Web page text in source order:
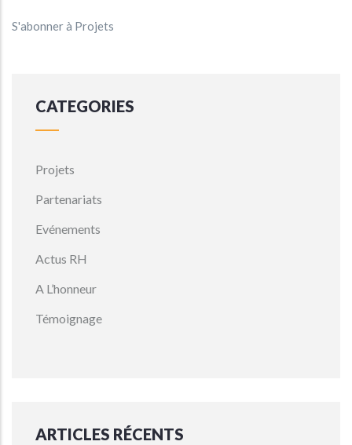
S'abonner à Projets
CATEGORIES
Projets
Partenariats
Evénements
Actus RH
A L’honneur
Témoignage
ARTICLES RÉCENTS